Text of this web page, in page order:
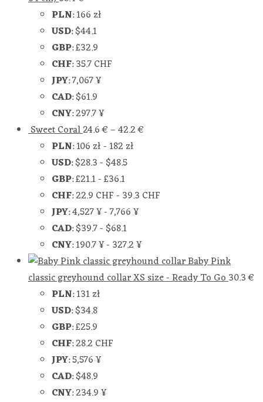
PLN:166 zł
USD:$44.1
GBP:£32.9
CHF:35.7 CHF
JPY:7,067 ¥
CAD:$61.9
CNY:297.7 ¥
Sweet Coral24.6€–42.2€
PLN:106 zł-182 zł
USD:$28.3- $48.5
GBP:£21.1-£36.1
CHF:22.9 CHF- 39.3 CHF
JPY:4,527 ¥-7,766 ¥
CAD:$39.7- $68.1
CNY:190.7 ¥- 327.2 ¥
Baby Pink
classic greyhound collar XS size - Ready To Go30.3€
PLN:131 zł
USD:$34.8
GBP:£25.9
CHF:28.2 CHF
JPY:5,576 ¥
CAD:$48.9
CNY:234.9 ¥